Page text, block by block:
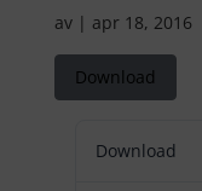
av | apr 18, 2016
Download
Download